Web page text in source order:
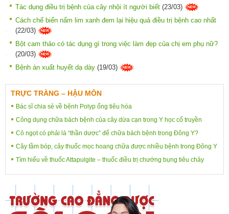
Tác dụng điều trị bệnh của cây nhội ít người biết (23/03)
Cách chế biến nấm lim xanh đem lại hiệu quả điều trị bệnh cao nhất
(22/03)
Bột cam thảo có tác dụng gì trong việc làm đẹp của chị em phụ nữ?
(20/03)
Bệnh án xuất huyết dạ dày (19/03)
TRỰC TRÀNG – HẬU MÔN
Bác sĩ chia sẻ về bệnh Polyp ống tiêu hóa
Công dụng chữa bách bệnh của cây dừa cạn trong Y học cổ truyền
Cỏ ngọt có phải là “thần dược” để chữa bách bệnh trong Đông Y?
Cây tầm bóp, cây thuốc mọc hoang chữa được nhiều bệnh trong Đông Y
Tìm hiểu về thuốc Attapulgite – thuốc điều trị chướng bụng tiêu chảy